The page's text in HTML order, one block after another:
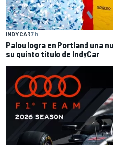
INDYCAR7 h
Palou logra en Portland una
su quinto título de IndyCar